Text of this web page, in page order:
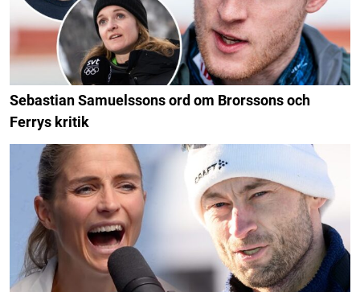
Sebastian Samuelssons ord om Brorssons och
Ferrys kritik